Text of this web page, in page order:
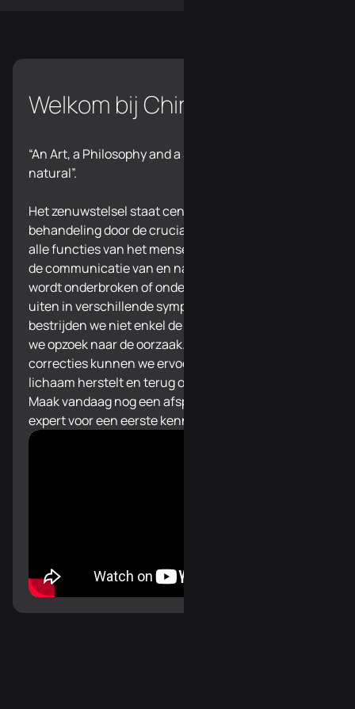
Welkom bij ChiroMove
“An Art, a Philosophy and a Science of all things
natural”.
Het zenuwstelsel staat centraal in onze
behandeling door de cruciale rol dat het speelt in
alle functies van het menselijk lichaam. Wanneer
de communicatie van en naar het zenuwstelsel
wordt onderbroken of onder druk staat, kan dit zich
uiten in verschillende symptomen. Bij ChiroMove
bestrijden we niet enkel de symptomen, maar gaan
we opzoek naar de oorzaak. Via specifieke
correcties kunnen we ervoor zorgen dat het
lichaam herstelt en terug optimaal functioneert.
Maak vandaag nog een afspraak bij uw ChiroMove
expert voor een eerste kennismaking.